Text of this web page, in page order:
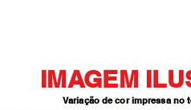
IMAGEM
Variação de cor impressa no